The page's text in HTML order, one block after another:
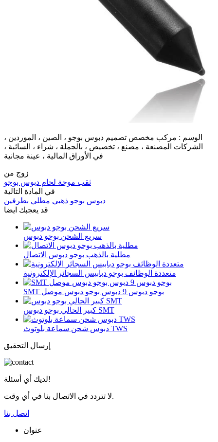
الوسم : مركب مخصص تصميم دبوس بوجو ، الصين ، الموردين ،
الشركات المصنعة ، مصنع ، تخصيص ، بالجملة ، شراء ، السائبة ،
في الأوراق المالية ، عينة مجانية
زوج من
ثقب موجة لحام دبوس بوجو
في المادة التالية
دبوس بوجو ذهبي مطلي بطرفين
قد يعجبك ايضا
سريع الشحن بوجو دبوس
مطلية بالذهب بوجو دبوس الاتصال
متعددة الوظائف بوجو دبابيس السجائر الإلكترونية
SMT بوجو دبوس 9 دبوس بوجو دبوس موصل
كبير الحالي بوجو دبوس SMT
دبوس شحن سماعة بلوتوث TWS
إرسال التحقيق
لديك أي أسئلة!
لا تتردد في الاتصال بنا في أي وقت.
اتصل بنا
عنوان